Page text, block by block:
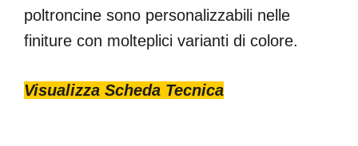
poltroncine sono personalizzabili nelle
finiture con molteplici varianti di colore.
Visualizza Scheda Tecnica